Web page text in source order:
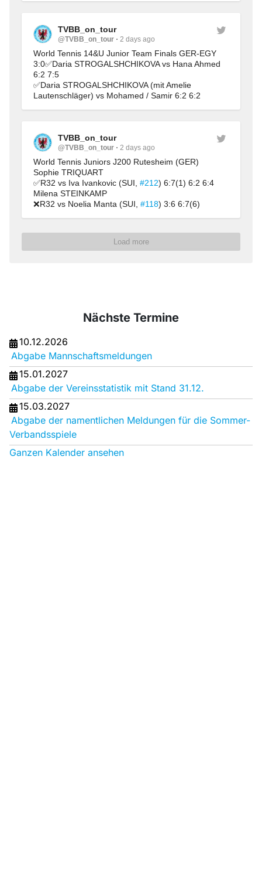
TVBB_on_tour
@TVBB_on_tour 2 days ago
World Tennis 14&U Junior Team Finals GER-EGY
3:0✅Daria STROGALSHCHIKOVA vs Hana Ahmed
6:2 7:5
✅Daria STROGALSHCHIKOVA (mit Amelie
Lautenschläger) vs Mohamed / Samir 6:2 6:2
TVBB_on_tour
@TVBB_on_tour 2 days ago
World Tennis Juniors J200 Rutesheim (GER)
Sophie TRIQUART
✅R32 vs Iva Ivankovic (SUI, #212) 6:7(1) 6:2 6:4
Milena STEINKAMP
❌R32 vs Noelia Manta (SUI, #118) 3:6 6:7(6)
Load more
Nächste Termine
10.12.2026
Abgabe Mannschaftsmeldungen
15.01.2027
Abgabe der Vereinsstatistik mit Stand 31.12.
15.03.2027
Abgabe der namentlichen Meldungen für die Sommer-
Verbandsspiele
Ganzen Kalender ansehen